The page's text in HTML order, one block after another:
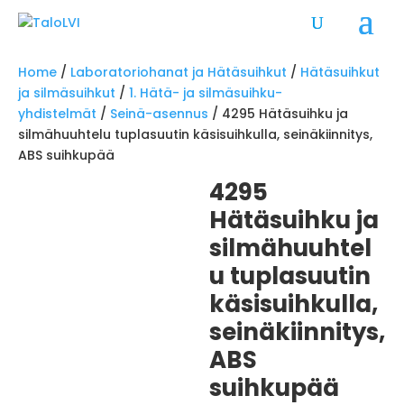
Home / Laboratoriohanat ja Hätäsuihkut / Hätäsuihkut
ja silmäsuihkut / 1. Hätä- ja silmäsuihku-
yhdistelmät / Seinä-asennus / 4295 Hätäsuihku ja
silmähuuhtelu tuplasuutin käsisuihkulla, seinäkiinnitys,
ABS suihkupää
4295
Hätäsuihku ja
silmähuuhtel
u tuplasuutin
käsisuihkulla,
seinäkiinnitys,
ABS
suihkupää